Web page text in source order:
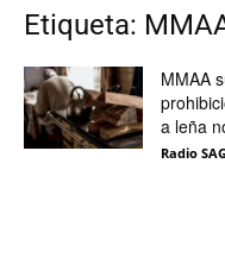
Etiqueta:
MMAA
a leña
Radio